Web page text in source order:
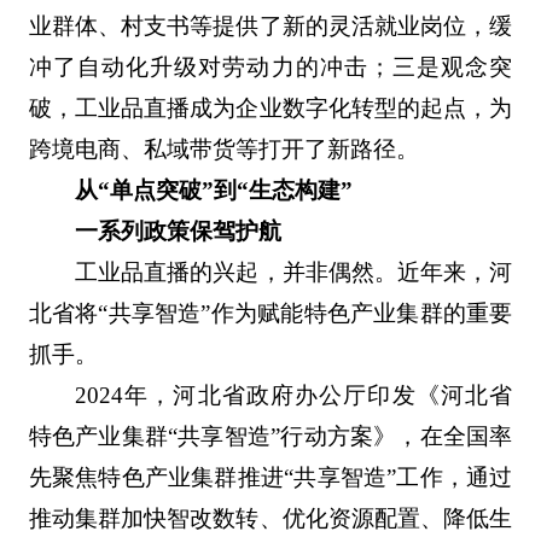
业群体、村支书等提供了新的灵活就业岗位，缓
冲了自动化升级对劳动力的冲击；三是观念突
破，工业品直播成为企业数字化转型的起点，为
跨境电商、私域带货等打开了新路径。
从“单点突破”到“生态构建”
一系列政策保驾护航
工业品直播的兴起，并非偶然。近年来，河
北省将“共享智造”作为赋能特色产业集群的重要
抓手。
2024年，河北省政府办公厅印发《河北省
特色产业集群“共享智造”行动方案》，在全国率
先聚焦特色产业集群推进“共享智造”工作，通过
推动集群加快智改数转、优化资源配置、降低生